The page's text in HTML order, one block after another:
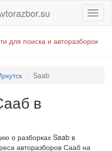
для поиска и авторазборок
Saab
в
о разборках Saab в
авторазборов Сааб на